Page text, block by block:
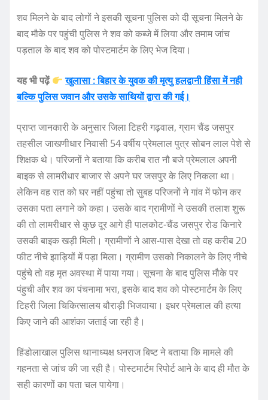
शव मिलने के बाद लोगों ने इसकी सूचना पुलिस को दी सूचना मिलने के
बाद मौके पर पहुंची पुलिस ने शव को कब्जे में लिया और तमाम जांच
पड़ताल के बाद शव को पोस्टमार्टम के लिए भेज दिया।
यह भी पढ़ें
खुलासा : बिहार के युवक की मृत्यु हलद्वानी हिंसा में नही
बल्कि पुलिस जवान और उसके साथियों द्वारा की गई।
प्राप्त जानकारी के अनुसार जिला टिहरी गढ़वाल, ग्राम चैंड जसपुर
तहसील जाखणीधार निवासी 54 वर्षीय प्रेमलाल पुत्र सोबन लाल पेशे से
शिक्षक थे। परिजनों ने बताया कि करीब रात नौ बजे प्रेमलाल अपनी
बाइक से लामरीधार बाजार से अपने घर जसपुर के लिए निकला था।
लेकिन वह रात को घर नहीं पहुंचा तो सुबह परिजनों ने गांव में फोन कर
उसका पता लगाने को कहा। उसके बाद ग्रामीणों ने उसकी तलाश शुरू
की तो लामरीधार से कुछ दूर आगे ही पालकोट-चैंड जसपुर रोड किनारे
उसकी बाइक खड़ी मिली। ग्रामीणों ने आस-पास देखा तो वह करीब 20
फीट नीचे झाड़ियों में पड़ा मिला। ग्रामीण उसको निकालने के लिए नीचे
पहुंचे तो वह मृत अवस्था में पाया गया। सूचना के बाद पुलिस मौके पर
पंहुची और शव का पंचनामा भरा, इसके बाद शव को पोस्टमार्टम के लिए
टिहरी जिला चिकित्सालय बौराड़ी भिजवाया। इधर प्रेमलाल की हत्या
किए जाने की आशंका जताई जा रही है।
हिंडोलाखाल पुलिस थानाध्यक्ष धनराज बिष्ट ने बताया कि मामले की
गहनता से जांच की जा रही है। पोस्टमार्टम रिपोर्ट आने के बाद ही मौत के
सही कारणों का पता चल पायेगा।